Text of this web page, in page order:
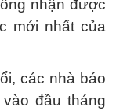
nhận được
mới nhất của
các nhà báo
đầu tháng